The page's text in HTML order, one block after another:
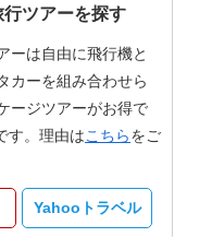
行ツアーを探す
ーは自由に飛行機と
カーを組み合わせら
ージツアーがお得で
す。理由はこちらをご
Yahooトラベル